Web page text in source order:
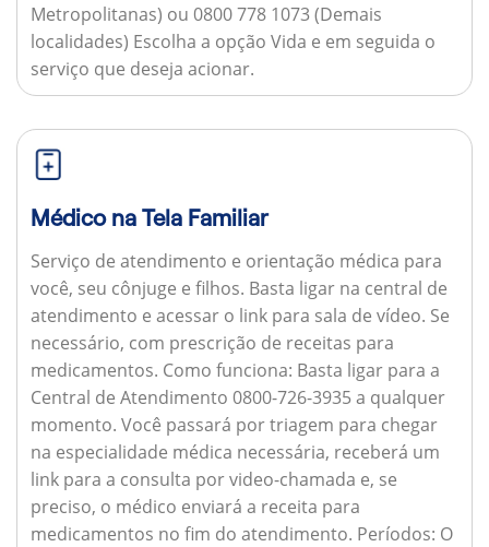
Metropolitanas) ou 0800 778 1073 (Demais
localidades) Escolha a opção Vida e em seguida o
serviço que deseja acionar.
Médico na Tela Familiar
Serviço de atendimento e orientação médica para
você, seu cônjuge e filhos. Basta ligar na central de
atendimento e acessar o link para sala de vídeo. Se
necessário, com prescrição de receitas para
medicamentos. Como funciona: Basta ligar para a
Central de Atendimento 0800-726-3935 a qualquer
momento. Você passará por triagem para chegar
na especialidade médica necessária, receberá um
link para a consulta por video-chamada e, se
preciso, o médico enviará a receita para
medicamentos no fim do atendimento. Períodos: O